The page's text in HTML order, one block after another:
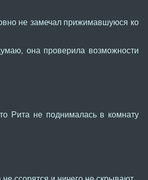
не замечал прижимавшуюся ко
она проверила возможности
Рита не поднималась в комнату